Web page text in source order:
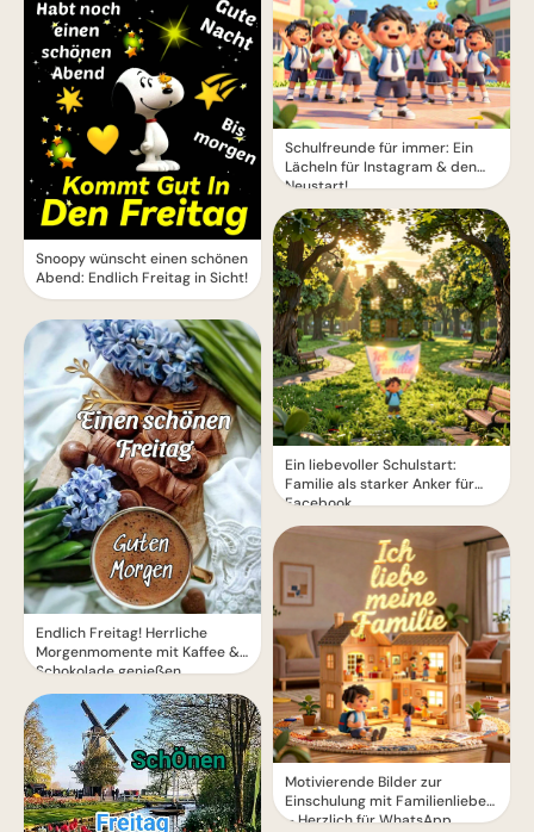
Snoopy wünscht einen schönen
Abend: Endlich Freitag in Sicht!
Endlich Freitag! Herrliche
Morgenmomente mit Kaffee &
Schokolade genießen
Schulfreunde für immer: Ein
Lächeln für Instagram & den
Neustart!
Ein liebevoller Schulstart:
Familie als starker Anker für
Facebook
Motivierende Bilder zur
Einschulung mit Familienliebe
– Herzlich für WhatsApp